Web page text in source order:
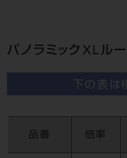
パノラミックXLル
下の表は
品番 倍率